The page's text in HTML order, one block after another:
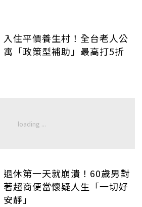
入住平價養生村！全台老人公
寓「政策型補助」最高打5折
退休第一天就崩潰！60歲男對
著超商便當懷疑人生「一切好
安靜」